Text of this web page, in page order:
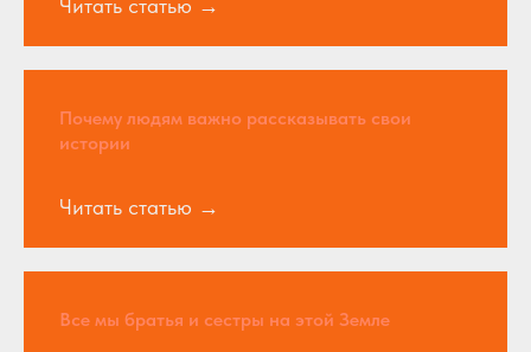
Читать статью
Почему людям важно рассказывать свои
истории
Читать статью
Все мы братья и сестры на этой Земле